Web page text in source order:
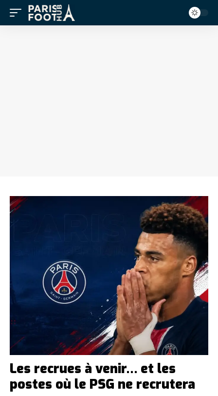
Les recrues à venir… et les
postes où le PSG ne recrutera